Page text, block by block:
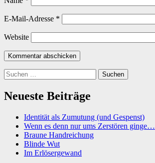
E-Mail-Adresse *
Website
Suchen
nach:
Neueste Beiträge
Identität als Zumutung (und Gespenst)
Wenn es denn nur ums Zerstören ginge…
Braune Handreichung
Blinde Wut
Im Erlösergewand